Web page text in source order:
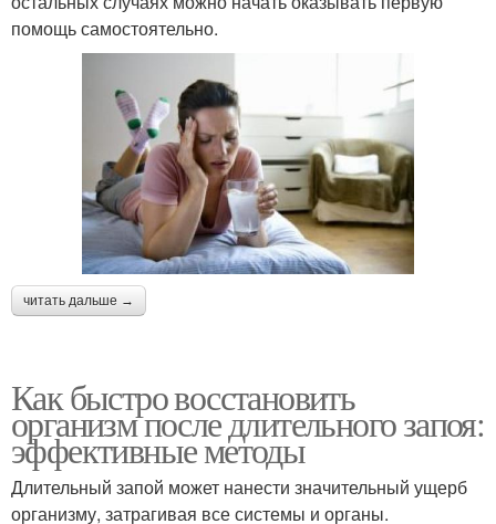
помощь самостоятельно.
читать дальше →
Как быстро восстановить
организм после длительного запоя:
эффективные методы
Длительный запой может нанести значительный ущерб
организму, затрагивая все системы и органы.